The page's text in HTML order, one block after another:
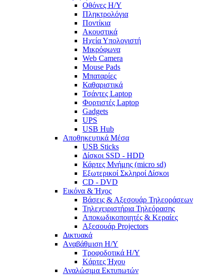
Οθόνες Η/Υ
Πληκτρολόγια
Ποντίκια
Ακουστικά
Ηχεία Υπολογιστή
Μικρόφωνα
Web Camera
Mouse Pads
Μπαταρίες
Καθαριστικά
Τσάντες Laptop
Φορτιστές Laptop
Gadgets
UPS
USB Hub
Αποθηκευτικά Μέσα
USB Sticks
Δίσκοι SSD - HDD
Κάρτες Μνήμης (micro sd)
Εξωτερικοί Σκληροί Δίσκοι
CD - DVD
Εικόνα & Ήχος
Βάσεις & Αξεσουάρ Τηλεοράσεων
Τηλεχειριστήρια Τηλεόρασης
Αποκωδικοποιητές & Κεραίες
Αξεσουάρ Projectors
Δικτυακά
Aναβάθμιση Η/Υ
Τροφοδοτικά Η/Υ
Kάρτες Ήχου
Αναλώσιμα Εκτυπωτών